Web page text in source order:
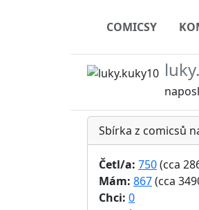
COMICSY
Sbírka z comicsů
Četl/a: 750(cca
Mám: 867(cca
Chci: 0